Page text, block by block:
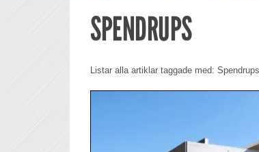
SPENDRUPS
Listar alla artiklar taggade med: Spendrups